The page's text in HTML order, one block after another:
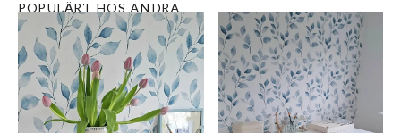
STIL
Svenska, Modern 0,53
HÖJD (m)
10,05
MÖNSTER
Enfärgad
POPULÄRT HOS ANDRA